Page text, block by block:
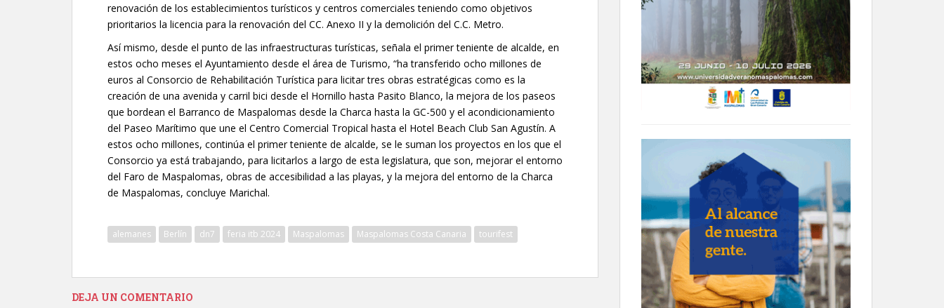
renovación de los establecimientos turísticos y centros comerciales teniendo como objetivos
prioritarios la licencia para la renovación del CC. Anexo II y la demolición del C.C. Metro.
Así mismo, desde el punto de las infraestructuras turísticas, señala el primer teniente de alcalde, en
estos ocho meses el Ayuntamiento desde el área de Turismo, “ha transferido ocho millones de
euros al Consorcio de Rehabilitación Turística para licitar tres obras estratégicas como es la
creación de una avenida y carril bici desde el Hornillo hasta Pasito Blanco, la mejora de los paseos
que bordean el Barranco de Maspalomas desde la Charca hasta la GC-500 y el acondicionamiento
del Paseo Marítimo que une el Centro Comercial Tropical hasta el Hotel Beach Club San Agustín. A
estos ocho millones, continúa el primer teniente de alcalde, se le suman los proyectos en los que el
Consorcio ya está trabajando, para licitarlos a largo de esta legislatura, que son, mejorar el entorno
del Faro de Maspalomas, obras de accesibilidad a las playas, y la mejora del entorno de la Charca
de Maspalomas, concluye Marichal.
alemanes Berlín dn7 feria itb 2024 Maspalomas Maspalomas Costa Canaria tourifest
DEJA UN COMENTARIO